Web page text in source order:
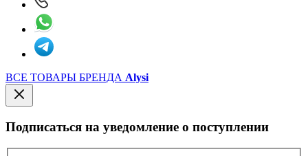
ВСЕ ТОВАРЫ БРЕНДА Alysi
Подписаться на уведомление о поступлении